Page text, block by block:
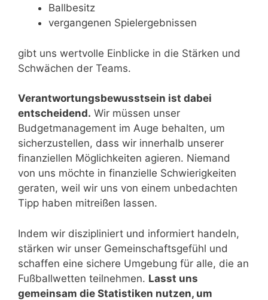
Ballbesitz
vergangenen Spielergebnissen
gibt uns wertvolle Einblicke in die Stärken und
Schwächen der Teams.
Verantwortungsbewusstsein ist dabei
entscheidend. Wir müssen unser
Budgetmanagement im Auge behalten, um
sicherzustellen, dass wir innerhalb unserer
finanziellen Möglichkeiten agieren. Niemand
von uns möchte in finanzielle Schwierigkeiten
geraten, weil wir uns von einem unbedachten
Tipp haben mitreißen lassen.
Indem wir diszipliniert und informiert handeln,
stärken wir unser Gemeinschaftsgefühl und
schaffen eine sichere Umgebung für alle, die an
Fußballwetten teilnehmen. Lasst uns
gemeinsam die Statistiken nutzen, um